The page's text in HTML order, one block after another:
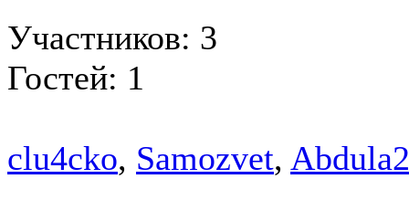
Участников: 3
Гостей: 1
clu4cko, Samozvet,